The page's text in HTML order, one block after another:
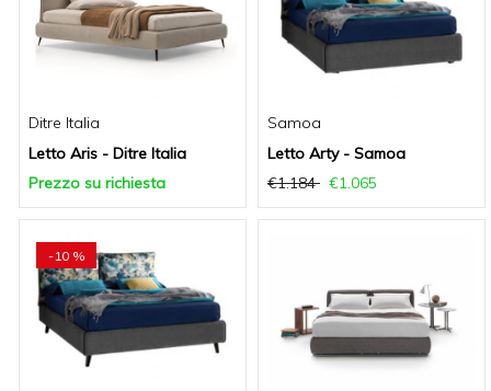
Ditre Italia
Letto Aris - Ditre Italia
Prezzo su richiesta
Samoa
Letto Arty - Samoa
€1.184
€1.065
-10 %